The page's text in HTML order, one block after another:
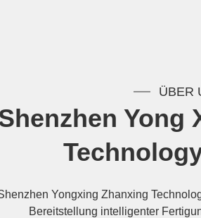
ÜBER
Yong
Yongxing Zhanxing
Bereitstellung intelligenter